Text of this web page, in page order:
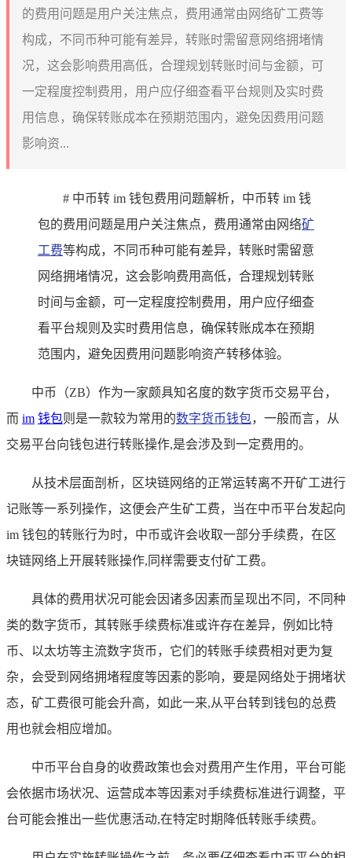
的费用问题是用户关注焦点，费用通常由网络矿工费等
构成，不同币种可能有差异，转账时需留意网络拥堵情
况，这会影响费用高低，合理规划转账时间与金额，可
一定程度控制费用，用户应仔细查看平台规则及实时费
用信息，确保转账成本在预期范围内，避免因费用问题
影响资...
# 中币转 im 钱包费用问题解析，中币转 im 钱
包的费用问题是用户关注焦点，费用通常由网络矿
工费等构成，不同币种可能有差异，转账时需留意
网络拥堵情况，这会影响费用高低，合理规划转账
时间与金额，可一定程度控制费用，用户应仔细查
看平台规则及实时费用信息，确保转账成本在预期
范围内，避免因费用问题影响资产转移体验。
中币（ZB）作为一家颇具知名度的数字货币交易平台，
而 im 钱包则是一款较为常用的数字货币钱包，一般而言，从
交易平台向钱包进行转账操作,是会涉及到一定费用的。
从技术层面剖析，区块链网络的正常运转离不开矿工进行
记账等一系列操作，这便会产生矿工费，当在中币平台发起向
im 钱包的转账行为时，中币或许会收取一部分手续费，在区
块链网络上开展转账操作,同样需要支付矿工费。
具体的费用状况可能会因诸多因素而呈现出不同，不同种
类的数字货币，其转账手续费标准或许存在差异，例如比特
币、以太坊等主流数字货币，它们的转账手续费相对更为复
杂，会受到网络拥堵程度等因素的影响，要是网络处于拥堵状
态，矿工费很可能会升高，如此一来,从平台转到钱包的总费
用也就会相应增加。
中币平台自身的收费政策也会对费用产生作用，平台可能
会依据市场状况、运营成本等因素对手续费标准进行调整，平
台可能会推出一些优惠活动,在特定时期降低转账手续费。